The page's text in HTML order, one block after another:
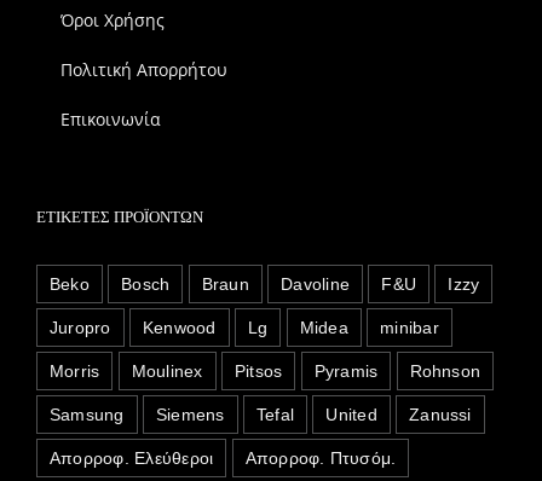
Όροι Χρήσης
Πολιτική Απορρήτου
Επικοινωνία
ΕΤΙΚΈΤΕΣ ΠΡΟΪΌΝΤΩΝ
Beko Bosch Braun Davoline F&U Izzy
Juropro Kenwood Lg Midea minibar
Morris Moulinex Pitsos Pyramis Rohnson
Samsung Siemens Tefal United Zanussi
Απορροφ. Ελεύθεροι Απορροφ. Πτυσόμ.